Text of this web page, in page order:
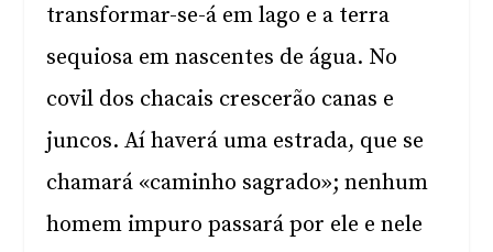
transformar-se-á em lago e a terra
sequiosa em nascentes de água. No
covil dos chacais crescerão canas e
juncos. Aí haverá uma estrada, que se
chamará «caminho sagrado»; nenhum
homem impuro passará por ele e nele